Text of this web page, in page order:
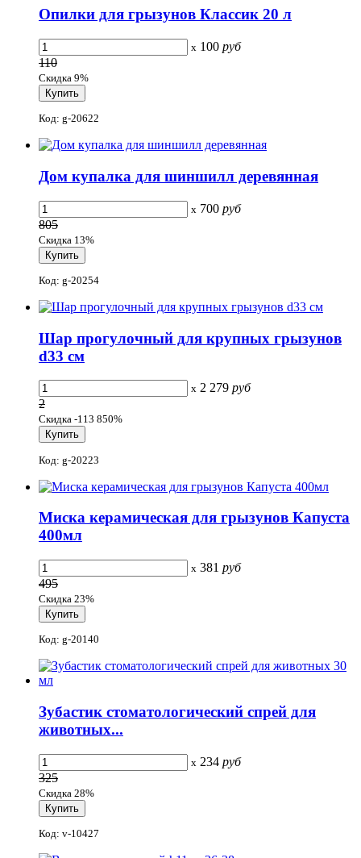
Опилки для грызунов Классик 20 л
x 100 руб
110
Скидка 9%
Код: g-20622
Дом купалка для шиншилл деревянная
x 700 руб
805
Скидка 13%
Код: g-20254
Шар прогулочный для крупных грызунов
d33 см
x 2 279 руб
2
Скидка -113 850%
Код: g-20223
Миска керамическая для грызунов Капуста
400мл
x 381 руб
495
Скидка 23%
Код: g-20140
Зубастик стоматологический спрей для
животных...
x 234 руб
325
Скидка 28%
Код: v-10427